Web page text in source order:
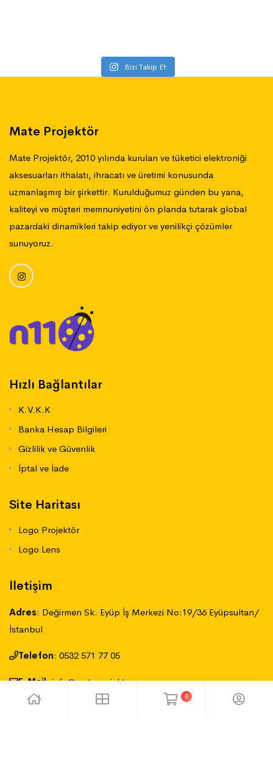
Bizi Takip Et
Mate Projektör
Mate Projektör, 2010 yılında kurulan ve tüketici elektroniği
aksesuarları ithalatı, ihracatı ve üretimi konusunda
uzmanlaşmış bir şirkettir. Kurulduğumuz günden bu yana,
kaliteyi ve müşteri memnuniyetini ön planda tutarak global
pazardaki dinamikleri takip ediyor ve yenilikçi çözümler
sunuyoruz.
Hızlı Bağlantılar
K.V.K.K
Banka Hesap Bilgileri
Gizlilik ve Güvenlik
İptal ve İade
Site Haritası
Logo Projektör
Logo Lens
İletişim
Adres: Değirmen Sk. Eyüp İş Merkezi No:19/36 Eyüpsultan/
İstanbul
Telefon: ‪0532 571 77 05
E-Mail:info@mateprojektor.com
0